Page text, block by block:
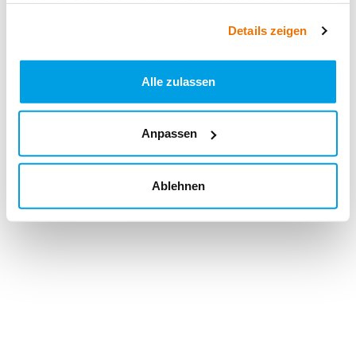
Details zeigen
Alle zulassen
Anpassen
Ablehnen